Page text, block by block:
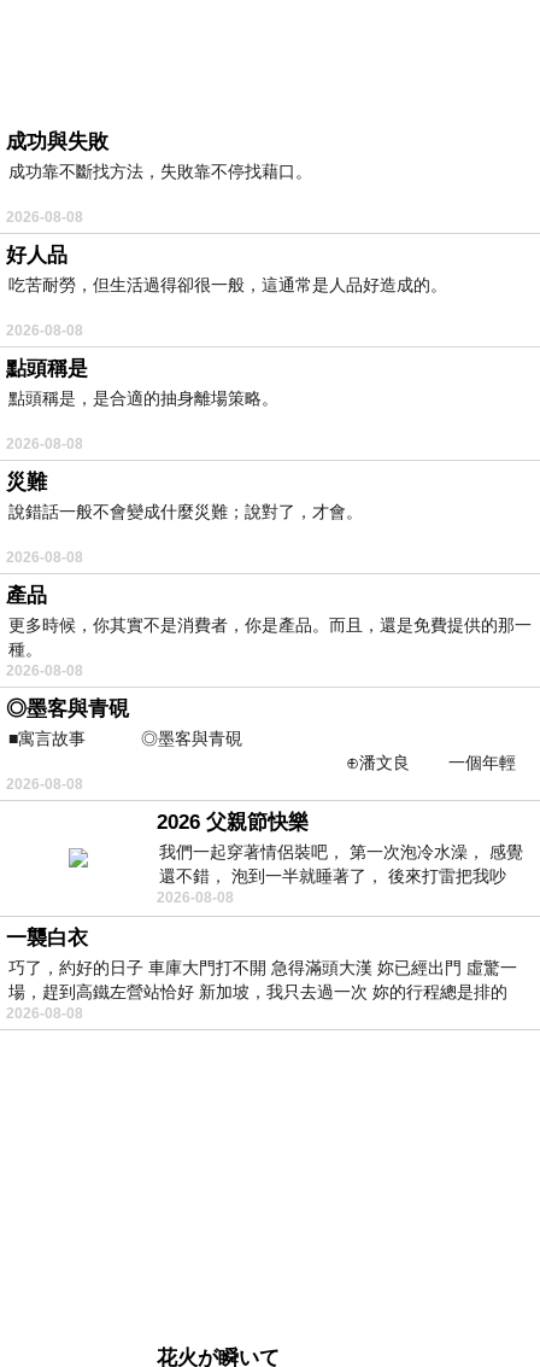
成功與失敗
成功靠不斷找方法，失敗靠不停找藉口。
2026-08-08
好人品
吃苦耐勞，但生活過得卻很一般，這通常是人品好造成的。
2026-08-08
點頭稱是
點頭稱是，是合適的抽身離場策略。
2026-08-08
災難
說錯話一般不會變成什麼災難；說對了，才會。
2026-08-08
產品
更多時候，你其實不是消費者，你是產品。而且，還是免費提供的那一
種。
2026-08-08
◎墨客與青硯
■寓言故事 ◎墨客與青硯
⊕潘文良 一個年輕
的墨客，在京城的古玩肆裡
2026-08-08
2026 父親節快樂
我們一起穿著情侶裝吧， 第一次泡冷水澡， 感覺
還不錯， 泡到一半就睡著了， 後來打雷把我吵
醒， 手
2026-08-08
一襲白衣
巧了，約好的日子 車庫大門打不開 急得滿頭大漢 妳已經出門 虛驚一
場，趕到高鐵左營站恰好 新加坡，我只去過一次 妳的行程總是排的
2026-08-08
花火が瞬いて